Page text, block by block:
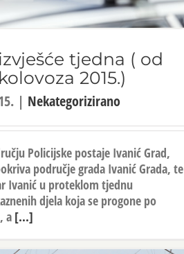
tjedna ( od
2015.)
| Nekategorizirano
Policijske postaje Ivanić Grad,
područje grada Ivanić Grada, te
Ivanić u proteklom tjednu
djela koja se progone po
a [...]